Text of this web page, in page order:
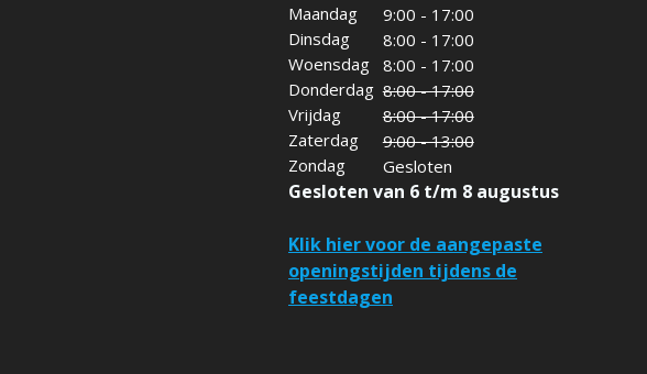
Maandag
9:00 - 17:00
Dinsdag
8:00 - 17:00
Woensdag
8:00 - 17:00
Donderdag 8:00 - 17:00
Vrijdag
8:00 - 17:00
Zaterdag
9:00 - 13:00
Zondag
Gesloten
Gesloten van 6 t/m 8 augustus
Klik hier voor de aangepaste
openingstijden tijdens de
feestdagen